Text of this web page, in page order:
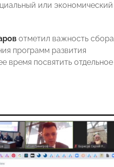
или экономический
отметил важность сбора
программ развития
время посвятить отдельное